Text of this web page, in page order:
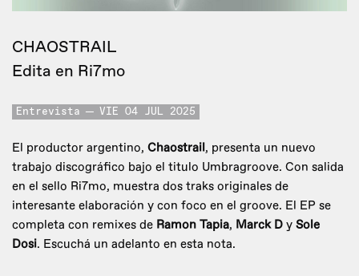
CHAOSTRAIL
Edita en Ri7mo
Entrevista VIE 04 JUL 2025
El productor argentino, Chaostrail, presenta un nuevo
trabajo discográfico bajo el titulo Umbragroove. Con salida
en el sello Ri7mo, muestra dos traks originales de
interesante elaboración y con foco en el groove. El EP se
completa con remixes de Ramon Tapia, Marck D y Sole
Dosi. Escuchá un adelanto en esta nota.